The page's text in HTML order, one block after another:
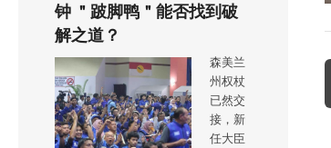
钟 ＂跛脚鸭＂能否找到破
解之道？
森美兰
州权杖
已然交
接，新
任大臣